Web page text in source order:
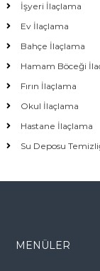
İşyeri İlaçlama
Ev İlaçlama
Bahçe İlaçlama
Hamam Böceği
Fırın İlaçlama
Okul İlaçlama
Hastane İlaçlama
Su Deposu
MENÜLER